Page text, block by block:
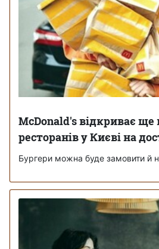
McDonald's відкриває ще
ресторанів у Києві на
Бургери можна буде замовити й